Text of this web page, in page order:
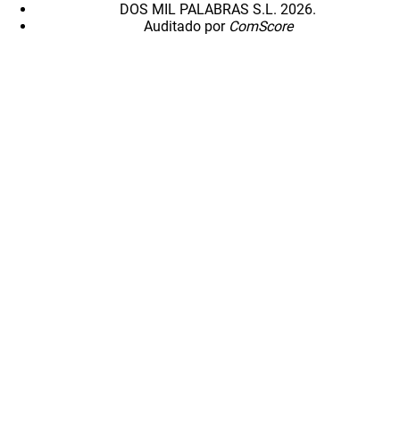
DOS MIL PALABRAS S.L. 2026.
Auditado por ComScore